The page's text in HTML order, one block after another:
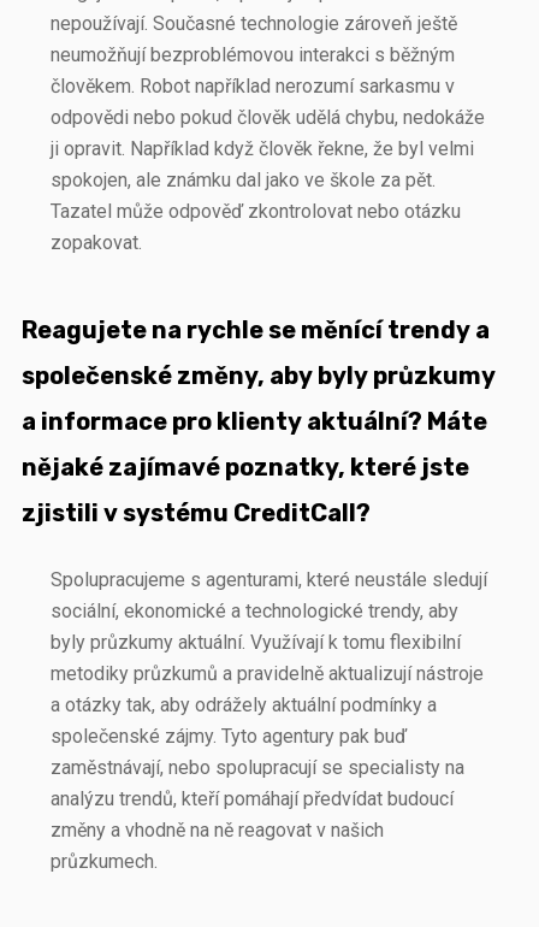
nepoužívají. Současné technologie zároveň ještě
neumožňují bezproblémovou interakci s běžným
člověkem. Robot například nerozumí sarkasmu v
odpovědi nebo pokud člověk udělá chybu, nedokáže
ji opravit. Například když člověk řekne, že byl velmi
spokojen, ale známku dal jako ve škole za pět.
Tazatel může odpověď zkontrolovat nebo otázku
zopakovat.
Reagujete na rychle se měnící trendy a
společenské změny, aby byly průzkumy
a informace pro klienty aktuální? Máte
nějaké zajímavé poznatky, které jste
zjistili v systému CreditCall?
Spolupracujeme s agenturami, které neustále sledují
sociální, ekonomické a technologické trendy, aby
byly průzkumy aktuální. Využívají k tomu flexibilní
metodiky průzkumů a pravidelně aktualizují nástroje
a otázky tak, aby odrážely aktuální podmínky a
společenské zájmy. Tyto agentury pak buď
zaměstnávají, nebo spolupracují se specialisty na
analýzu trendů, kteří pomáhají předvídat budoucí
změny a vhodně na ně reagovat v našich
průzkumech.